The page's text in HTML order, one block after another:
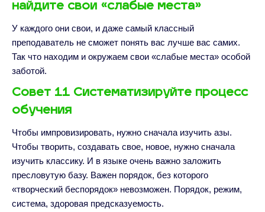
найдите свои «слабые места»
У каждого они свои, и даже самый классный
преподаватель не сможет понять вас лучше вас самих.
Так что находим и окружаем свои «слабые места» особой
заботой.
Совет 11 Систематизируйте процесс
обучения
Чтобы импровизировать, нужно сначала изучить азы.
Чтобы творить, создавать свое, новое, нужно сначала
изучить классику. И в языке очень важно заложить
пресловутую базу. Важен порядок, без которого
«творческий беспорядок» невозможен. Порядок, режим,
система, здоровая предсказуемость.